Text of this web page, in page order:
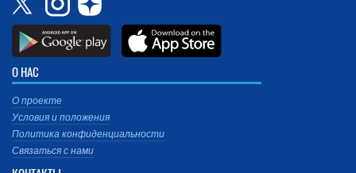
О НАС
О проекте
Условия и положения
Политика конфиденциальности
Связаться с нами